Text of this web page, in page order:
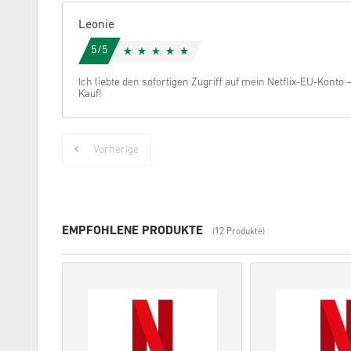
Leonie
5/5
Ich liebte den sofortigen Zugriff auf mein Netflix-EU-Konto
Kauf!
Vorherige
EMPFOHLENE PRODUKTE (12 Produkte)